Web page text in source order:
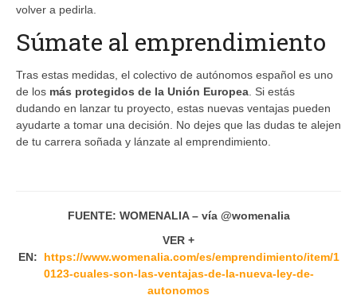
volver a pedirla.
Súmate al emprendimiento
Tras estas medidas, el colectivo de autónomos español es uno
de los más protegidos de la Unión Europea . Si estás
dudando en lanzar tu proyecto, estas nuevas ventajas pueden
ayudarte a tomar una decisión. No dejes que las dudas te alejen
de tu carrera soñada y lánzate al emprendimiento.
FUENTE: WOMENALIA – vía @womenalia
VER +
EN: https://www.womenalia.com/es/emprendimiento/item/1
0123-cuales-son-las-ventajas-de-la-nueva-ley-de-
autonomos